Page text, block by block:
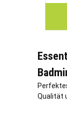
Qualität